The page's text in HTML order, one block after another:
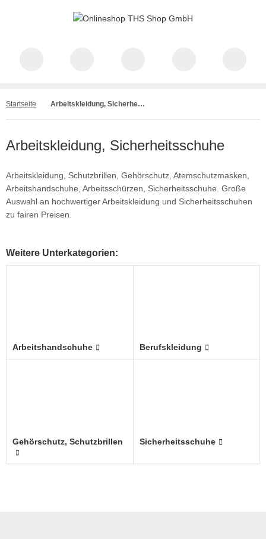
Startseite Arbeitskleidung, Sicherheitsschuhe
Arbeitskleidung, Sicherheitsschuhe
Arbeitskleidung, Schutzbrillen, Gehörschutz, Atemschutzmasken,
Arbeitshandschuhe, Arbeitsschürzen, Sicherheitsschuhe. Große
Auswahl an hochwertiger Arbeitskleidung und Sicherheitsschuhen
zu fairen Preisen.
Weitere Unterkategorien:
Arbeitshandschuhe Berufskleidung
Gehörschutz, Schutzbrillen Sicherheitsschuhe